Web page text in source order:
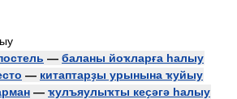
— баланы йоҡларға һалыу
— китаптарҙы урынына ҡуйыу
— ҡулъяулыҡты кеҫәгә һалыу